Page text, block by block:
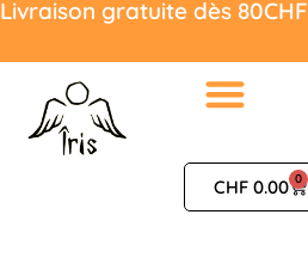
Livraison gratuite dès 80CHF
CHF0.00 0